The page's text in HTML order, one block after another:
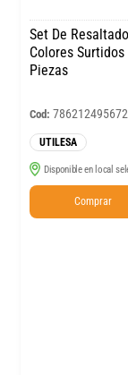
Set De
Colores Surtidos
Piezas
Cod:
UTILESA
Disponible en local
Comprar